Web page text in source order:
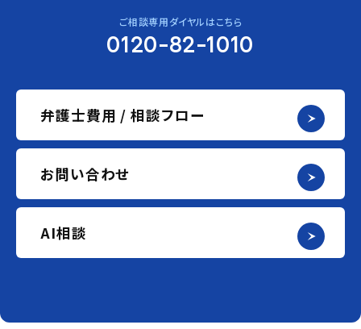
ご相談専用ダイヤルはこちら
0120-82-1010
弁護士費用 / 相談フロー
お問い合わせ
AI相談